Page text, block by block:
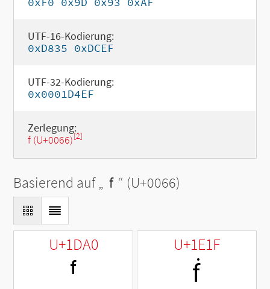
UTF-16-Kodierung:
0xD835 0xDCEF
UTF-32-Kodierung:
0x0001D4EF
Zerlegung:
f (U+0066)[2]
Basierend auf „ f “ (U+0066)
U+1DA0
ᶠ
U+1E1F
ḟ